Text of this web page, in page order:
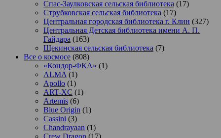
Спас-Заулковская сельская библиотека (17)
Струбковская сельская библиотека (17)
Центральная городская библиотека г. Клин (327)
Центральная Детская библиотека имени А. П.
Гайдара (163)
Щекинская сельская библиотека (7)
Все о космосе (808)
«Кондор-ФКА» (1)
ALMA (1)
Apollo (1)
ART-XC (1)
Artemis (6)
Blue Origin (1)
Cassini (3)
Chandrayaan (1)
Crew Dragon (17)